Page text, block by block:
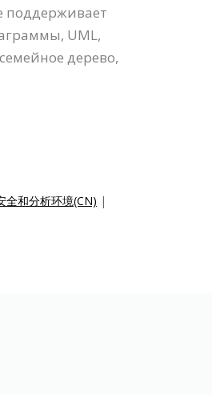
поддерживает
UML,
дерево,
全和分析环境(CN) |